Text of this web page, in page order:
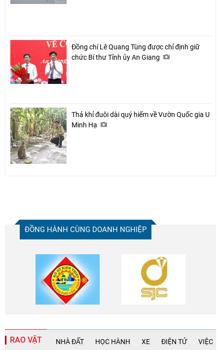
Đồng chí Lê Quang Tùng được chỉ định giữ
chức Bí thư Tỉnh ủy An Giang
Thả khỉ đuôi dài quý hiếm về Vườn Quốc gia U
Minh Hạ
ĐỒNG HÀNH CÙNG DOANH NGHIỆP
RAO VẶT NHÀ ĐẤT HỌC HÀNH XE ĐIỆN TỬ VIỆC